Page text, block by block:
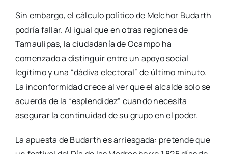
Sin embargo, el cálculo político de Melchor Budarth
podría fallar. Al igual que en otras regiones de
Tamaulipas, la ciudadanía de Ocampo ha
comenzado a distinguir entre un apoyo social
legítimo y una “dádiva electoral” de último minuto.
La inconformidad crece al ver que el alcalde solo se
acuerda de la “esplendidez” cuando necesita
asegurar la continuidad de su grupo en el poder.
La apuesta de Budarth es arriesgada: pretende que